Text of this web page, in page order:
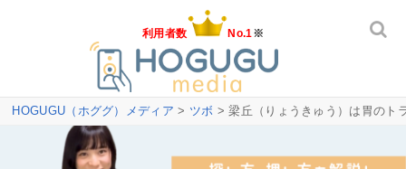
利用者数 No.1 ※
HOGUGU（ホググ）メディア > ツボ > 梁丘（りょうきゅう）は胃のト